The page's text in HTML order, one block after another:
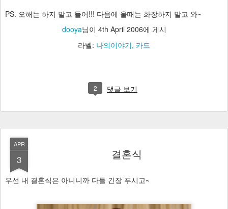
PS. 오해는 하지 말고 들어!!! 다음에 올때는 화장하지 말고 와~
dooya님이 4th April 2006에 게시
라벨: 나의이야기 카드
2 댓글 보기
APR
3 결혼식
우선 내 결혼식은 아니니까 다들 긴장 푸시고~